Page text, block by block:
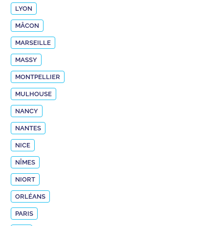
LYON
MÂCON
MARSEILLE
MASSY
MONTPELLIER
MULHOUSE
NANCY
NANTES
NICE
NÎMES
NIORT
ORLÉANS
PARIS